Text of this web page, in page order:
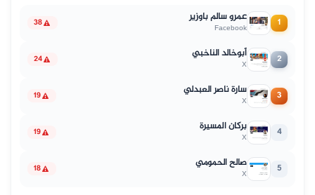
1 عمرو سالم باوزير
Facebook
38
2 أبوخالد الناخبي
X
24
3 سارة ناصر العبدلي
X
19
4 بركان المسيرة
X
19
5 صالح الحمومي
X
18